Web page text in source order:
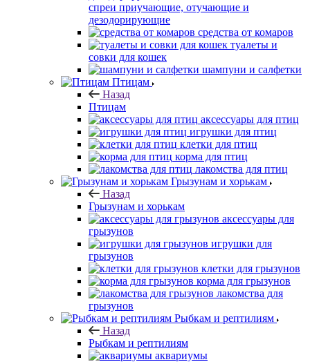
спреи приучающие, отучающие и
дезодорирующие
средства от комаров
туалеты и
совки для кошек
шампуни и салфетки
Птицам
Назад
Птицам
аксессуары для птиц
игрушки для птиц
клетки для птиц
корма для птиц
лакомства для птиц
Грызунам и хорькам
Назад
Грызунам и хорькам
аксессуары для
грызунов
игрушки для
грызунов
клетки для грызунов
корма для грызунов
лакомства для
грызунов
Рыбкам и рептилиям
Назад
Рыбкам и рептилиям
аквариумы